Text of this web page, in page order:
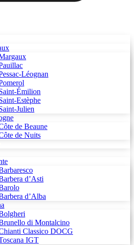
Léognan
Émilion
Estèphe
Julien
de Beaune
de Nuits
d’Asti
d’Alba
di Montalcino
Classico DOCG
IGT